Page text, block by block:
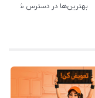
بهترین‌ها در دسترس